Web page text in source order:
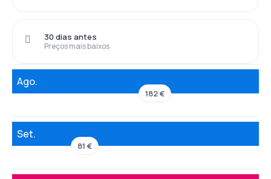
Preços mais baixos
30 dias antes
Ago.
182 €
Set.
81 €